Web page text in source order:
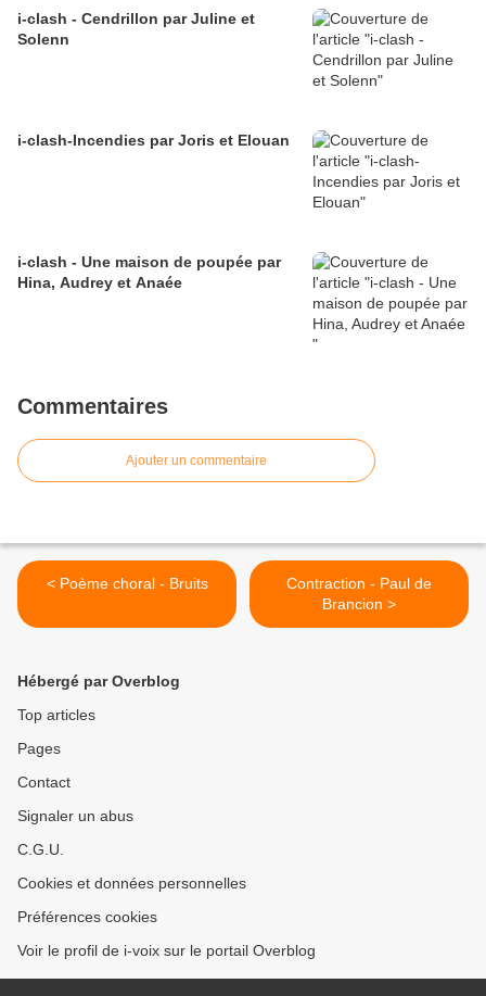
i-clash - Cendrillon par Juline et
Solenn
i-clash-Incendies par Joris et Elouan
i-clash - Une maison de poupée par
Hina, Audrey et Anaée
Commentaires
Ajouter un commentaire
< Poème choral - Bruits
Contraction - Paul de
Brancion >
Hébergé par Overblog
Top articles
Pages
Contact
Signaler un abus
C.G.U.
Cookies et données personnelles
Préférences cookies
Voir le profil de i-voix sur le portail Overblog